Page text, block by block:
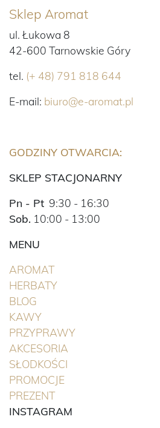
Sklep Aromat
ul. Łukowa 8
42-600 Tarnowskie Góry
tel. (+ 48) 791 818 644
E-mail: biuro@e-aromat.pl
GODZINY OTWARCIA:
SKLEP STACJONARNY
Pn - Pt 9:30 - 16:30
Sob. 10:00 - 13:00
MENU
AROMAT(BIEŻĄCA)
HERBATY(BIEŻĄCA)
BLOG
KAWY(BIEŻĄCA)
PRZYPRAWY(BIEŻĄCA)
AKCESORIA
SŁODKOŚCI
PROMOCJE(BIEŻĄCA)
PREZENT(BIEŻĄCA)
INSTAGRAM